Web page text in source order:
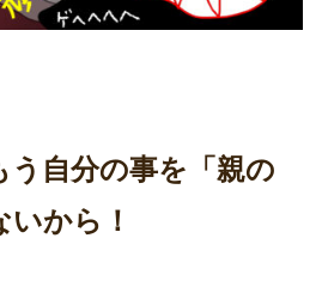
う自分の事を「親の
から！